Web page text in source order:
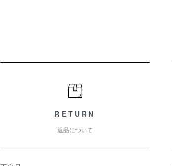
RETURN
返品について